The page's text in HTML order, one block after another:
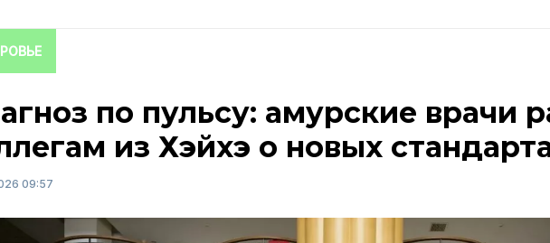
по пульсу: амурские врачи
из Хэйхэ о новых
09:57